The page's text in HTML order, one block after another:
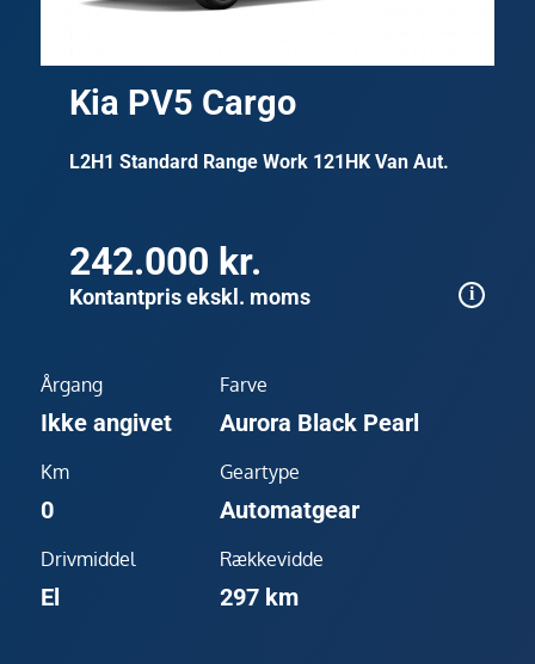
Kia PV5 Cargo
L2H1 Standard Range Work 121HK Van Aut.
242.000 kr.
Kontantpris ekskl. moms
Årgang
Ikke angivet
Farve
Aurora Black Pearl
Km
0
Geartype
Automatgear
Drivmiddel
El
Rækkevidde
297 km